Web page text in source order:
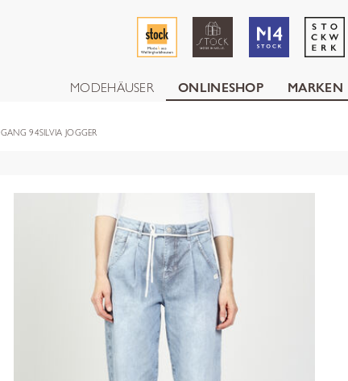
MODEHÄUSER ONLINESHOP MARKEN
GANG 94SILVIA JOGGER